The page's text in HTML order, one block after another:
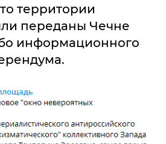
территории
переданы Чечне
информационного